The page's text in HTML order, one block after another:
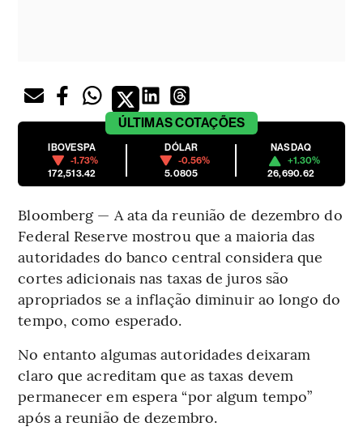
ÚLTIMASCOTAÇÕES
IBOVESPA
-1.73%
172,513.42
DÓLAR
-0.56%
5.0805
NASDAQ
+1.30%
26,690.62
Bloomberg — A ata da reunião de dezembro do
Federal Reserve mostrou que a maioria das
autoridades do banco central considera que
cortes adicionais nas taxas de juros são
apropriados se a inflação diminuir ao longo do
tempo, como esperado.
No entanto algumas autoridades deixaram
claro que acreditam que as taxas devem
permanecer em espera “por algum tempo”
após a reunião de dezembro.